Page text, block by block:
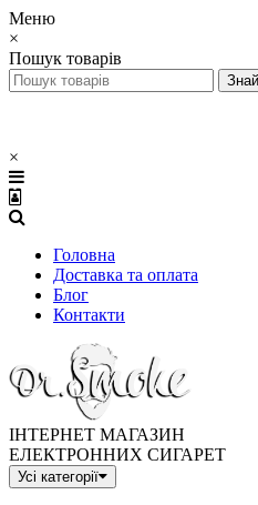
Меню
×
Пошук товарів
×
Головна
Доставка та оплата
Блог
Контакти
ІНТЕРНЕТ МАГАЗИН
ЕЛЕКТРОННИХ СИГАРЕТ
Усі категорії